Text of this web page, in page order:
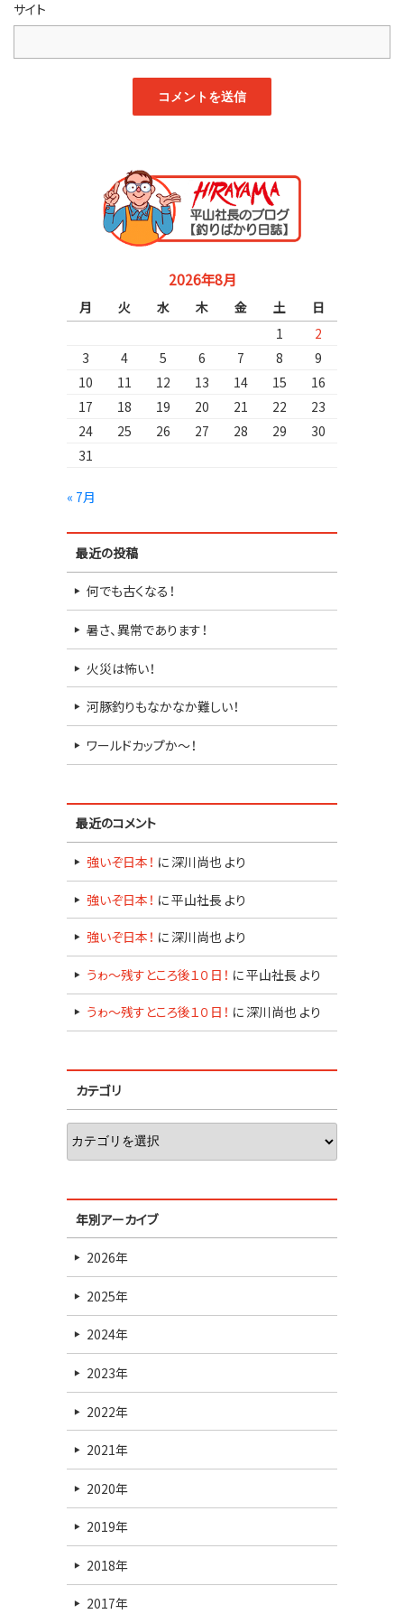
サイト
2026年8月
月 火 水 木 金 土
日
1
2
3
4 5 6 7 8
9
10
11 12 13 14 15
16
17
18 19 20 21 22
23
24
25 26 27 28 29
30
31
« 7月
最近の投稿
何でも古くなる！
暑さ、異常であります！
火災は怖い！
河豚釣りもなかなか難しい！
ワールドカップか～！
最近のコメント
強いぞ日本！ に 深川尚也 より
強いぞ日本！ に平山社長 より
強いぞ日本！ に 深川尚也 より
うゎ～残すところ後１０日！ に平山社長 より
うゎ～残すところ後１０日！ に 深川尚也 より
カテゴリ
年別アーカイブ
2026年
2025年
2024年
2023年
2022年
2021年
2020年
2019年
2018年
2017年